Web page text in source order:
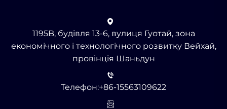
1195B, будівля 13-6, вулиця Гуотай, зона
економічного і технологічного розвитку Вейхай,
провінція Шаньдун
Телефон:+86-15563109622